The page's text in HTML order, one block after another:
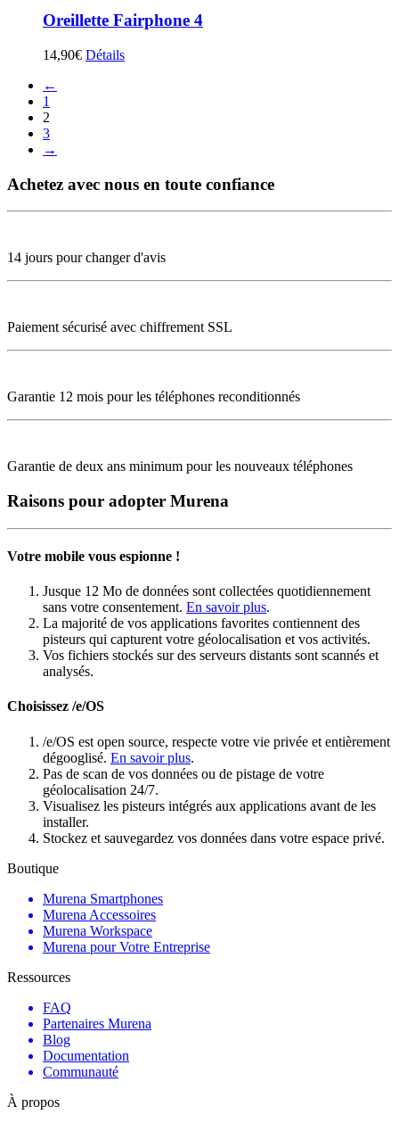
Oreillette Fairphone 4
14,90€ Détails
←
1
2
3
→
Achetez avec nous en toute confiance
14 jours pour changer d'avis
Paiement sécurisé avec chiffrement SSL
Garantie 12 mois pour les téléphones reconditionnés
Garantie de deux ans minimum pour les nouveaux téléphones
Raisons pour adopter Murena
Votre mobile vous espionne !
Jusque 12 Mo de données sont collectées quotidiennement
sans votre consentement. En savoir plus.
La majorité de vos applications favorites contiennent des
pisteurs qui capturent votre géolocalisation et vos activités.
Vos fichiers stockés sur des serveurs distants sont scannés et
analysés.
Choisissez /e/OS
/e/OS est open source, respecte votre vie privée et entièrement
dégooglisé. En savoir plus.
Pas de scan de vos données ou de pistage de votre
géolocalisation 24/7.
Visualisez les pisteurs intégrés aux applications avant de les
installer.
Stockez et sauvegardez vos données dans votre espace privé.
Boutique
Murena Smartphones
Murena Accessoires
Murena Workspace
Murena pour Votre Entreprise
Ressources
FAQ
Partenaires Murena
Blog
Documentation
Communauté
À propos